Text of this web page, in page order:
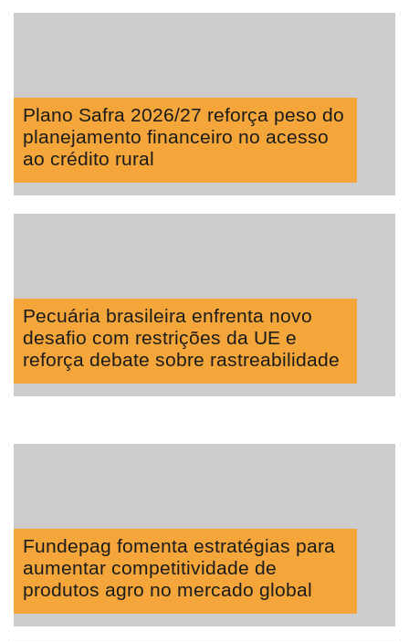
Plano Safra 2026/27 reforça peso do
planejamento financeiro no acesso
ao crédito rural
Pecuária brasileira enfrenta novo
desafio com restrições da UE e
reforça debate sobre rastreabilidade
Fundepag fomenta estratégias para
aumentar competitividade de
produtos agro no mercado global